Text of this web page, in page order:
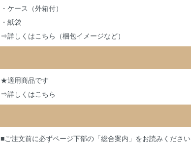
・ケース（外箱付）
・紙袋
⇒詳しくはこちら（梱包イメージなど）
★適用商品です
⇒詳しくはこちら
■ご注文前に必ずページ下部の「総合案内」をお読みください